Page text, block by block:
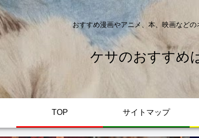
おすすめ漫画やアニメ、本、映画など
ケサのおすすめ
TOP サイトマップ